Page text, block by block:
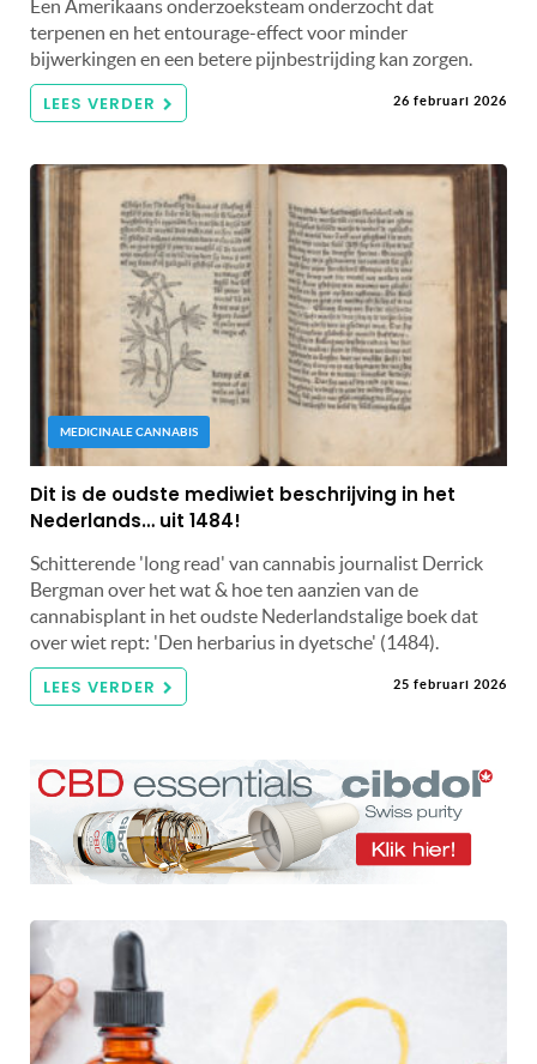
Een Amerikaans onderzoeksteam onderzocht dat
terpenen en het entourage-effect voor minder
bijwerkingen en een betere pijnbestrijding kan zorgen.
LEES VERDER 26 februari 2026
MEDICINALE CANNABIS
Dit is de oudste mediwiet beschrijving in het
Nederlands… uit 1484!
Schitterende 'long read' van cannabis journalist Derrick
Bergman over het wat & hoe ten aanzien van de
cannabisplant in het oudste Nederlandstalige boek dat
over wiet rept: 'Den herbarius in dyetsche' (1484).
LEES VERDER 25 februari 2026